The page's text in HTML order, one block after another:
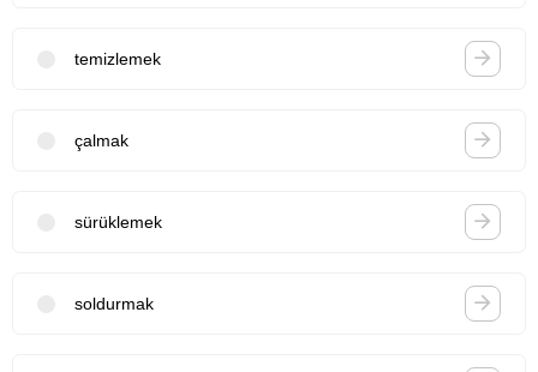
temizlemek
çalmak
sürüklemek
soldurmak